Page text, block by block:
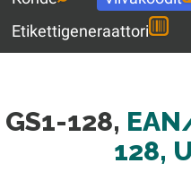
Etikettigeneraattori
GS1-128,
128,